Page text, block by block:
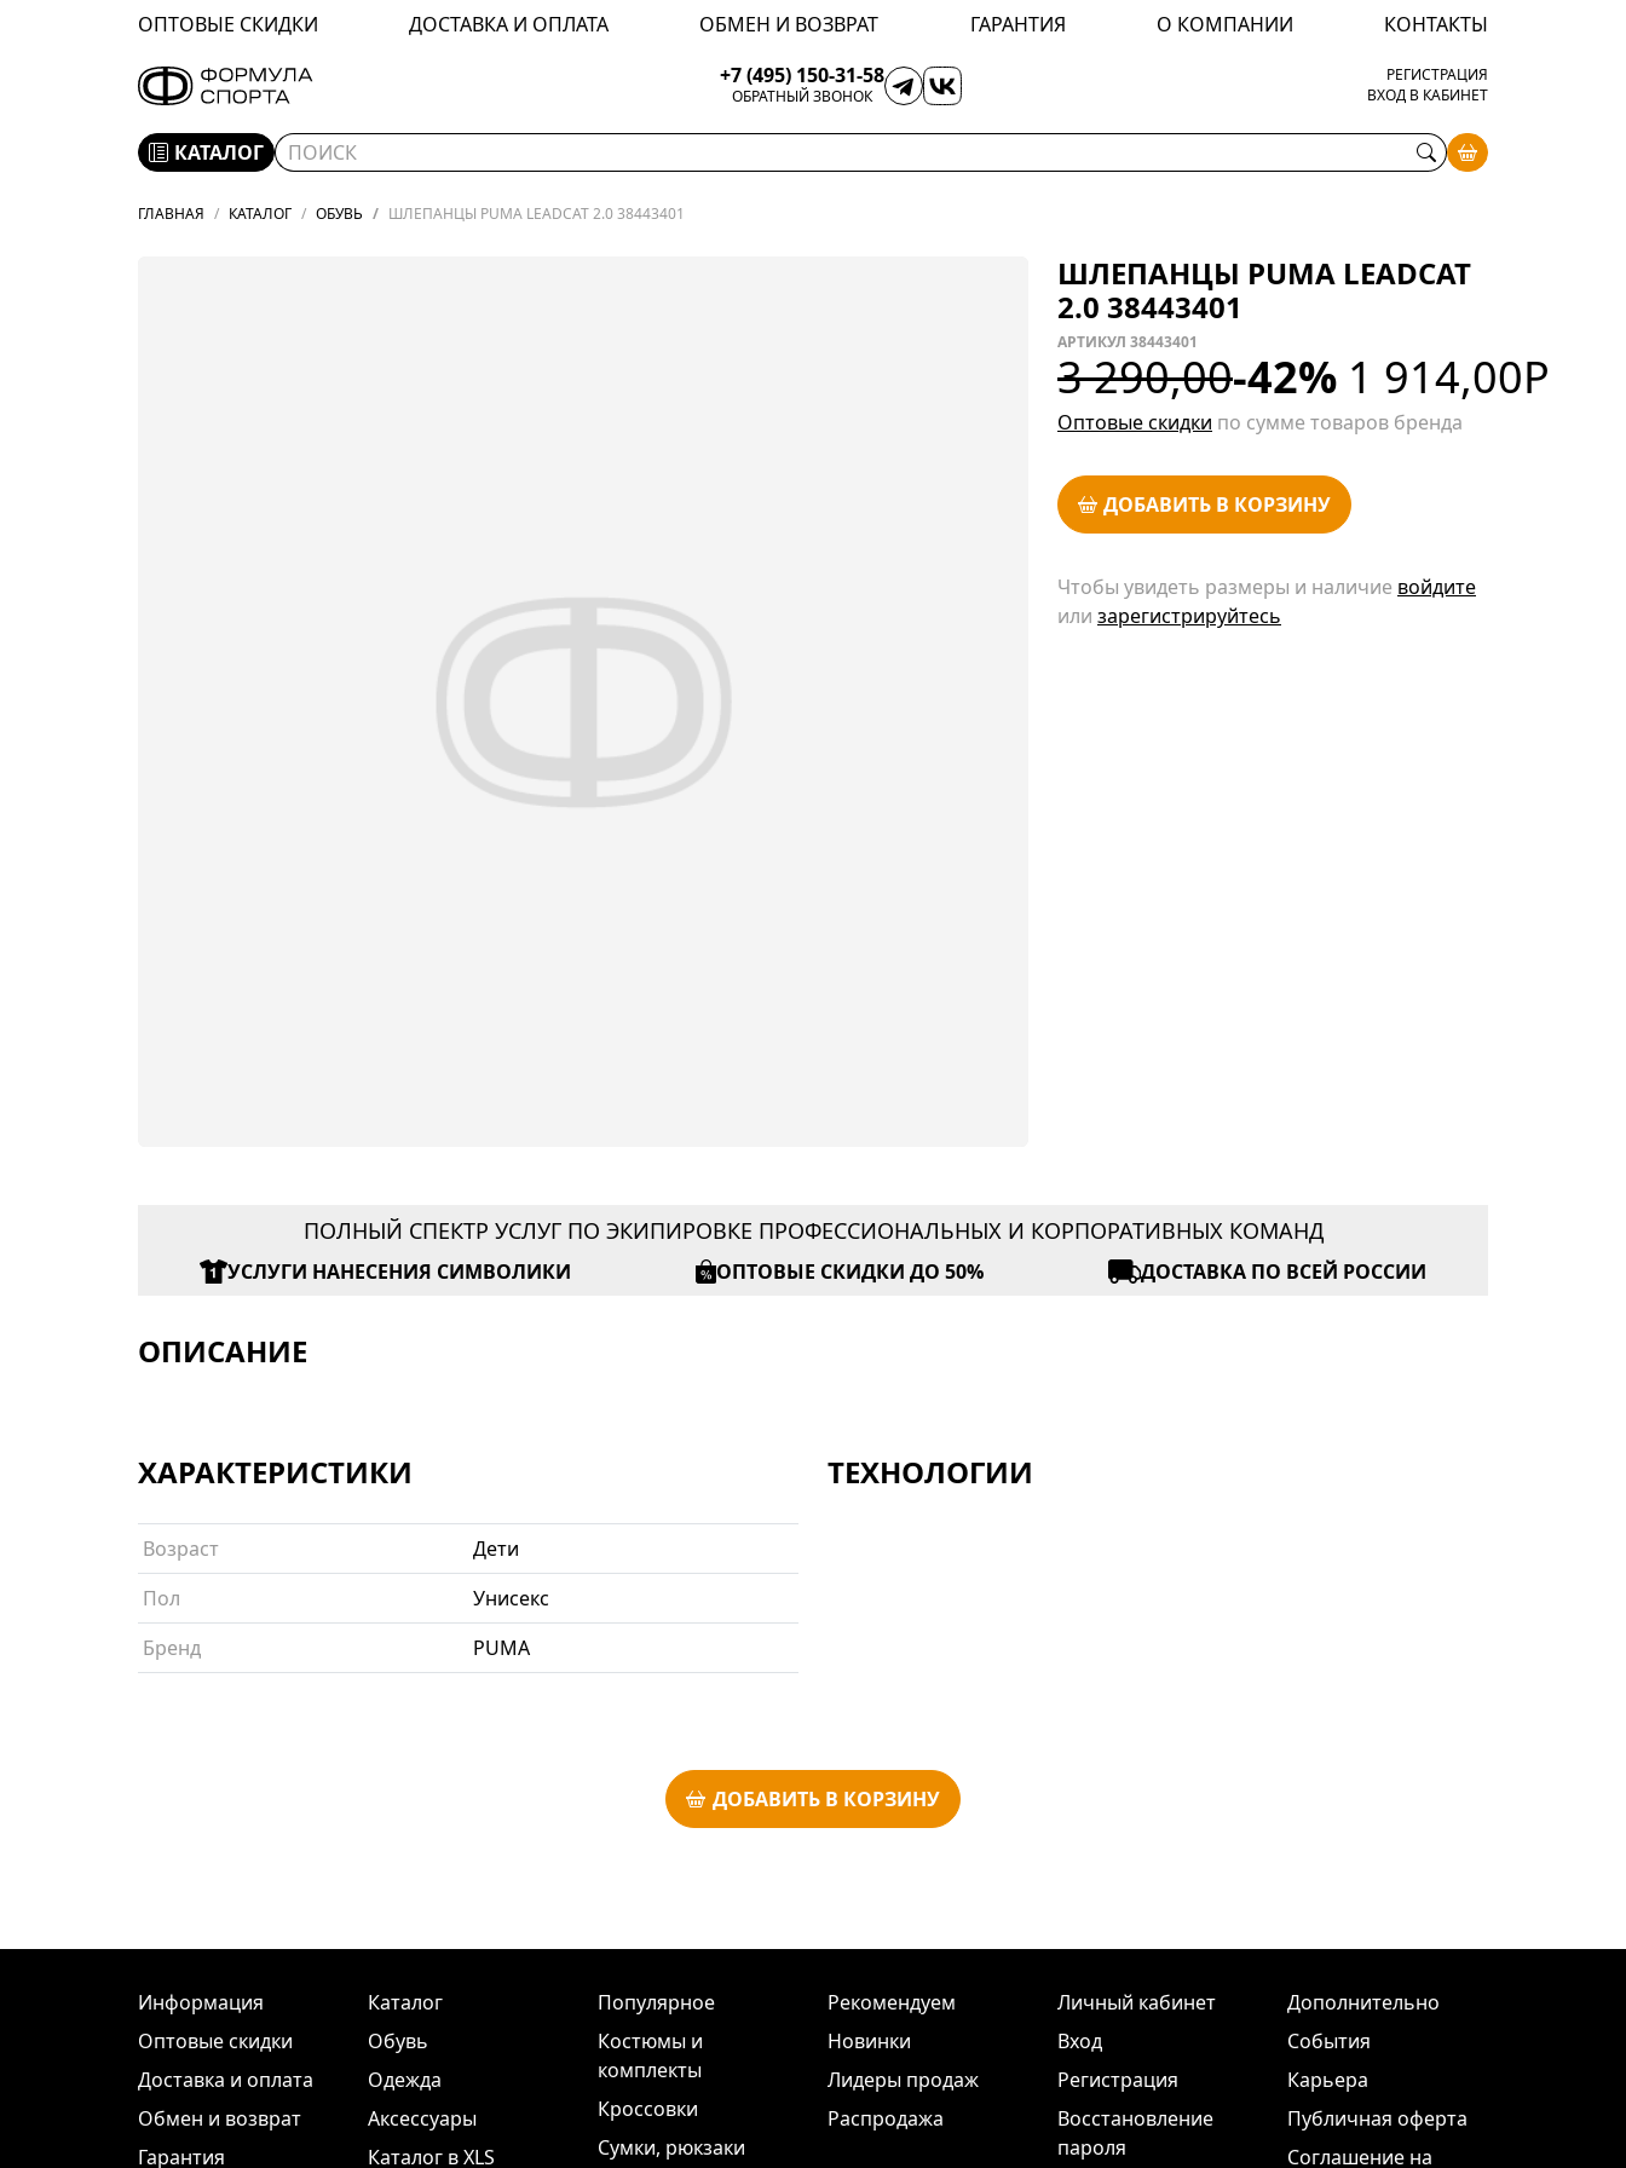
ОПТОВЫЕ СКИДКИ ДОСТАВКА И ОПЛАТА ОБМЕН И ВОЗВРАТ ГАРАНТИЯ О КОМПАНИИ
КОНТАКТЫ
+7 (495) 150-31-58
ОБРАТНЫЙ ЗВОНОК
РЕГИСТРАЦИЯ
ВХОД В КАБИНЕТ
КАТАЛОГ
ГЛАВНАЯ КАТАЛОГ ОБУВЬ ШЛЕПАНЦЫ PUMA LEADCAT 2.0 38443401
ШЛЕПАНЦЫ PUMA LEADCAT
2.0 38443401
АРТИКУЛ 38443401
3 290,00-42% 1 914,00Р
Оптовые скидки по сумме товаров бренда
ДОБАВИТЬ В КОРЗИНУ
Чтобы увидеть размеры и наличие войдите
или зарегистрируйтесь
ПОЛНЫЙ СПЕКТР УСЛУГ ПО ЭКИПИРОВКЕ ПРОФЕССИОНАЛЬНЫХ И КОРПОРАТИВНЫХ КОМАНД
УСЛУГИ НАНЕСЕНИЯ СИМВОЛИКИ ОПТОВЫЕ СКИДКИ ДО 50% ДОСТАВКА ПО ВСЕЙ РОССИИ
ОПИСАНИЕ
ХАРАКТЕРИСТИКИ
Возраст
Дети
Пол
Унисекс
Бренд
PUMA
ТЕХНОЛОГИИ
ДОБАВИТЬ В КОРЗИНУ
Информация
Оптовые скидки
Доставка и оплата
Обмен и возврат
Гарантия
Каталог
Обувь
Одежда
Аксессуары
Каталог в XLS
Популярное
Костюмы и
комплекты
Кроссовки
Сумки, рюкзаки
Рекомендуем
Новинки
Лидеры продаж
Распродажа
Личный кабинет
Вход
Регистрация
Восстановление
пароля
Дополнительно
События
Карьера
Публичная оферта
Соглашение на